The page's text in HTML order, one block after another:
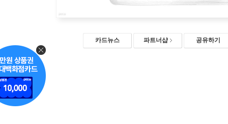
카드뉴스 파트너샵 공유하기